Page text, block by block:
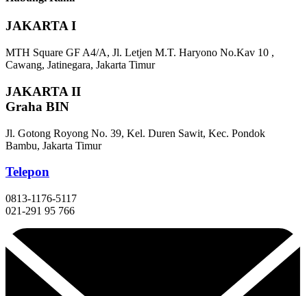
JAKARTA I
MTH Square GF A4/A, Jl. Letjen M.T. Haryono No.Kav 10 ,
Cawang, Jatinegara, Jakarta Timur
JAKARTA II
Graha BIN
Jl. Gotong Royong No. 39, Kel. Duren Sawit, Kec. Pondok
Bambu, Jakarta Timur
Telepon
0813-1176-5117
021-291 95 766